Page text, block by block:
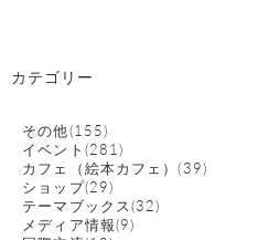
カテゴリー
その他(155)
イベント(281)
カフェ（絵本カフェ）(39)
ショップ(29)
テーマブックス(32)
メディア情報(9)